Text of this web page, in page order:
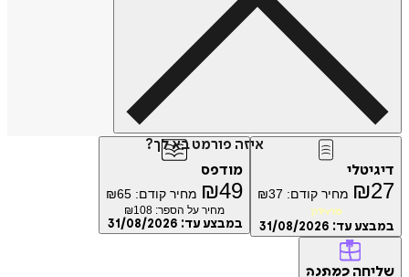
איזה פורמט בא לך?
דיגיטלי
₪27 מחיר קודם: ₪37
מועדון
במבצע עד: 31/08/2026
מודפס
₪49 מחיר קודם: ₪65
מחיר על הספר: ₪ 108
במבצע עד: 31/08/2026
שליחה כמתנה